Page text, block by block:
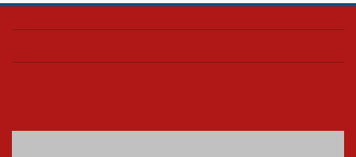
Confira como foi o culto mensal